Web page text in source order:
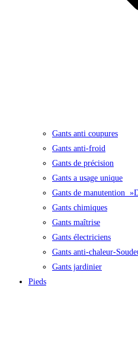
Gants anti coupures
Gants anti-froid
Gants de précision
Gants a usage unique
Gants de manutention
Gants chimiques
Gants maîtrise
Gants électriciens
Gants anti-chaleur-
Gants jardinier
Pieds